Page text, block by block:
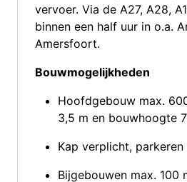
vervoer. Via de A27, A28,
binnen een half uur in o.a.
Amersfoort.
Bouwmogelijkheden
Hoofdgebouw max.
3,5 m en bouwhoogte
Kap verplicht,
Bijgebouwen max. 100